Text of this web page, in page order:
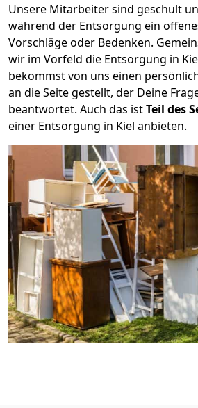
Unsere Mitarbeiter sind geschult
während der Entsorgung ein
Vorschläge oder Bedenken.
wir im Vorfeld die Entsorgung in
bekommst von uns einen
an die Seite gestellt, der Deine
beantwortet. Auch das istTeil des
einer Entsorgung in Kiel anbieten.